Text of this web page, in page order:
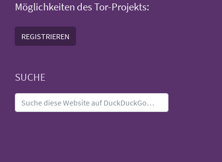
Möglichkeiten des Tor-Projekts:
REGISTRIEREN
SUCHE